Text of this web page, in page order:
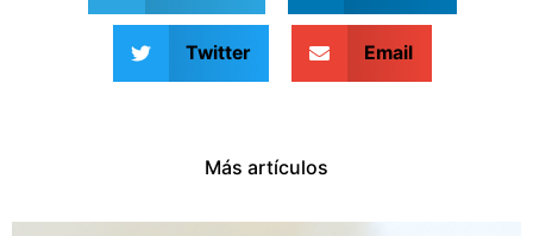
Twitter Email
Más artículos